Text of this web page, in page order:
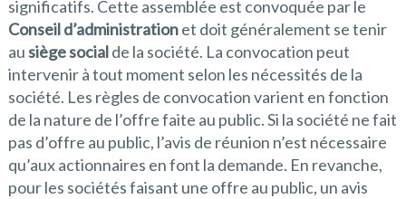
significatifs. Cette assemblée est convoquée par le
Conseil d’administrationet doit généralement se tenir
ausiège socialde la société. La convocation peut
intervenir à tout moment selon les nécessités de la
société. Les règles de convocation varient en fonction
de la nature de l’offre faite au public. Si la société ne fait
pas d’offre au public, l’avis de réunion n’est nécessaire
qu’aux actionnaires en font la demande. En revanche,
pour les sociétés faisant une offre au public, un avis